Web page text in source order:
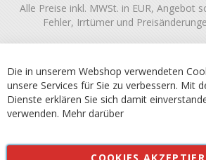
Alle Preise inkl. MWSt. in EUR, Angebot
Fehler, Irrtümer und
Die in unserem Webshop verwendeten
unsere Services für Sie zu verbessern. Mit
Dienste erklären Sie sich damit
verwenden. Mehr darüber